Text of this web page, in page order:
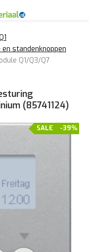
en standenknoppen
Q1/Q3/Q7
(85741124)
-39%
SALE